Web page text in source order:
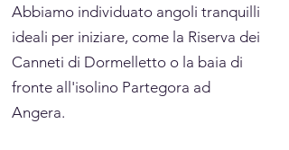
Abbiamo individuato angoli tranquilli
ideali per iniziare, come la Riserva dei
Canneti di Dormelletto o la baia di
fronte all'isolino Partegora ad
Angera.